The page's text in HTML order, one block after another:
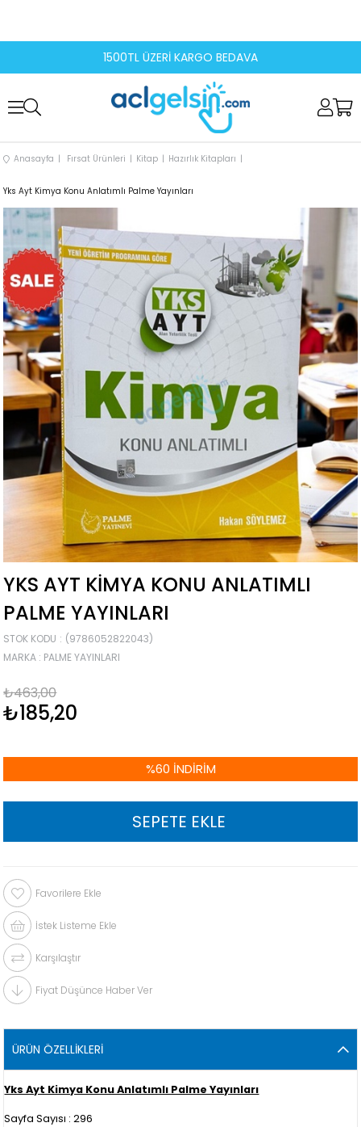
1500TL ÜZERİ KARGO BEDAVA
Anasayfa Fırsat Ürünleri Kitap Hazırlık Kitapları
Yks Ayt Kimya Konu Anlatımlı Palme Yayınları
YKS AYT KIMYA KONU ANLATIMLI
PALME YAYINLARI
STOK KODU
(9786052822043)
MARKA : PALME YAYINLARI
₺463,00
₺185,20
%60 İNDIRIM
Favorilere Ekle
İstek Listeme Ekle
Karşılaştır
Fiyat Düşünce Haber Ver
ÜRÜN ÖZELLIKLERI
Yks Ayt Kimya Konu Anlatımlı Palme Yayınları
Sayfa Sayısı : 296